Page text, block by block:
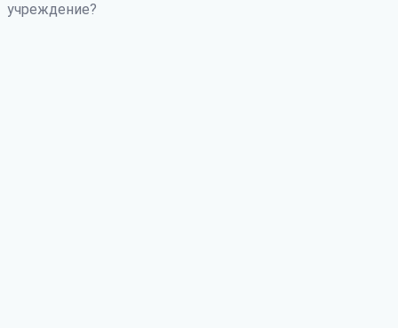
учреждение?